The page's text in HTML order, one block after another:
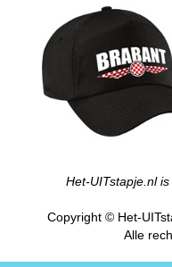
Het-UITstapje.nl
Copyright © Het-
Alle